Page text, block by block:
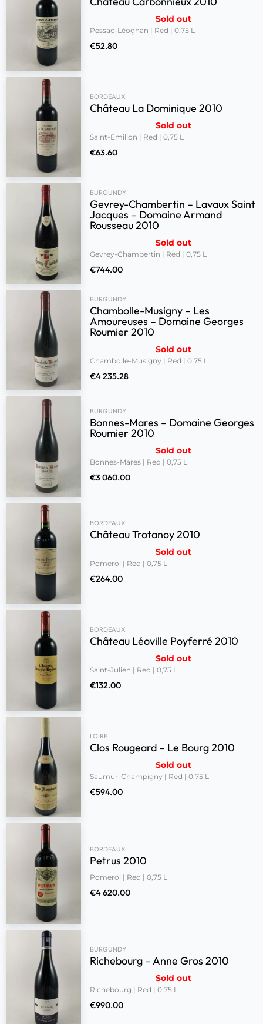
Sold out
Pessac-Léognan | Red | 0,75 L
€52.80
BORDEAUX
Château La Dominique 2010
Sold out
Saint-Emilion | Red | 0,75 L
€63.60
BURGUNDY
Gevrey-Chambertin – Lavaux Saint
Jacques – Domaine Armand
Rousseau 2010
Sold out
Gevrey-Chambertin | Red | 0,75 L
€744.00
BURGUNDY
Chambolle-Musigny – Les
Amoureuses – Domaine Georges
Roumier 2010
Sold out
Chambolle-Musigny | Red | 0,75 L
€4 235.28
BURGUNDY
Bonnes-Mares – Domaine Georges
Roumier 2010
Sold out
Bonnes-Mares | Red | 0,75 L
€3 060.00
BORDEAUX
Château Trotanoy 2010
Sold out
Pomerol | Red | 0,75 L
€264.00
BORDEAUX
Château Léoville Poyferré 2010
Sold out
Saint-Julien | Red | 0,75 L
€132.00
LOIRE
Clos Rougeard – Le Bourg 2010
Sold out
Saumur-Champigny | Red | 0,75 L
€594.00
BORDEAUX
Petrus 2010
Pomerol | Red | 0,75 L
€4 620.00
BURGUNDY
Richebourg – Anne Gros 2010
Sold out
Richebourg | Red | 0,75 L
€990.00